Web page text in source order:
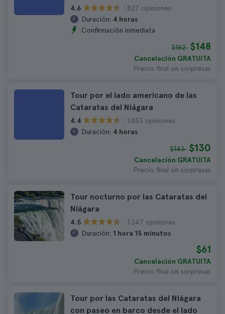
4.6
827 opiniones
Duración: 4 horas
Confirmación inmediata
$162 $148
Cancelación GRATUITA
Precio final sin sorpresas
Tour por el lado americano de las
Cataratas del Niágara
4.4
1.853 opiniones
Duración: 4 horas
$143 $130
Cancelación GRATUITA
Precio final sin sorpresas
Tour nocturno por las Cataratas del
Niágara
4.5
1.347 opiniones
Duración: 1 hora 15 minutos
$61
Cancelación GRATUITA
Precio final sin sorpresas
Tour por las Cataratas del Niágara
con paseo en barco desde el lado